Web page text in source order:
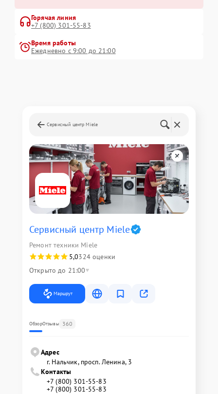
Горячая линия
+7 (800) 301-55-83
Время работы
Ежедневно с 9:00 до 21:00
Сервисный центр Miele
Сервисный центр Miele
Ремонт техники Miele
5,0324 оценки
Открыто до 21:00
Маршрут
ОбзорОтзывы 360
Адрес
г. Нальчик, просп. Ленина, 3
Контакты
+7 (800) 301-55-83
+7 (800) 301-55-83